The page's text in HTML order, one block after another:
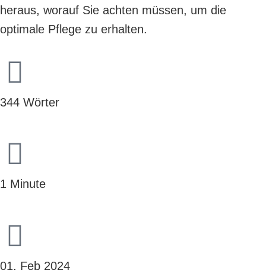
heraus, worauf Sie achten müssen, um die
optimale Pflege zu erhalten.
344 Wörter
1 Minute
01. Feb 2024